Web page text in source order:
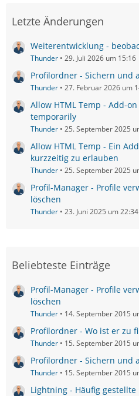
Letzte Änderungen
Weiterentwicklung -
Thunder 29. Juli 2026 um 15:16
Profilordner - Sichern und
Thunder 27. Februar 2026 um
Allow HTML Temp - Add-
temporarily
Thunder 25. September 2025
Allow HTML Temp - Ein
kurzzeitig zu erlauben
Thunder 25. September 2025
Profil-Manager - Profile
löschen
Thunder 23. Juni 2025 um 22:34
Beliebteste Einträge
Profil-Manager - Profile
löschen
Thunder 14. September 2015
Profilordner - Wo ist er zu
Thunder 15. September 2015
Profilordner - Sichern und
Thunder 15. September 2015
Lightning - Häufig gestellte